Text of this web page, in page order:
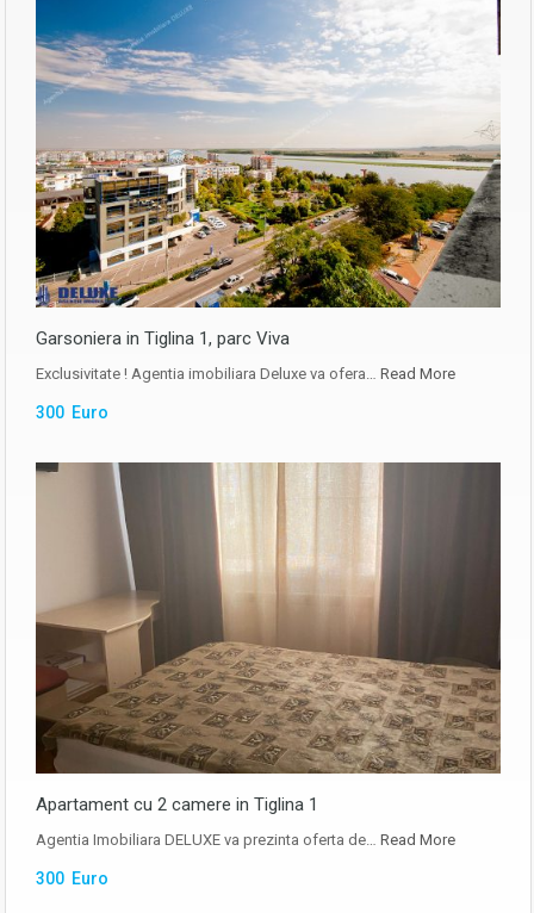
Garsoniera in Tiglina 1, parc Viva
Exclusivitate ! Agentia imobiliara Deluxe va ofera… Read More
300 Euro
Apartament cu 2 camere in Tiglina 1
Agentia Imobiliara DELUXE va prezinta oferta de… Read More
300 Euro